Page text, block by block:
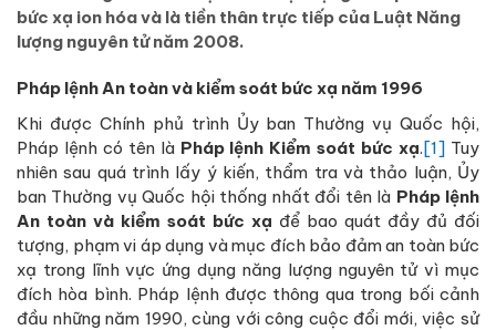
bức xạ ion hóa và là tiền thân trực tiếp của Luật Năng
lượng nguyên tử năm 2008.
Pháp lệnh An toàn và kiểm soát bức xạ năm 1996
Khi được Chính phủ trình Ủy ban Thường vụ Quốc hội,
Pháp lệnh có tên là Pháp lệnh Kiểm soát bức xạ.[1] Tuy
nhiên sau quá trình lấy ý kiến, thẩm tra và thảo luận, Ủy
ban Thường vụ Quốc hội thống nhất đổi tên là Pháp lệnh
An toàn và kiểm soát bức xạ để bao quát đầy đủ đối
tượng, phạm vi áp dụng và mục đích bảo đảm an toàn bức
xạ trong lĩnh vực ứng dụng năng lượng nguyên tử vì mục
đích hòa bình. Pháp lệnh được thông qua trong bối cảnh
đầu những năm 1990, cùng với công cuộc đổi mới, việc sử